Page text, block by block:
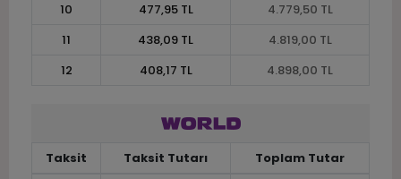
10
477,95 TL
4.779,50 TL
11
438,09 TL
4.819,00 TL
12
408,17 TL 4.898,00 TL
Taksit Taksit Tutarı
Toplam Tutar